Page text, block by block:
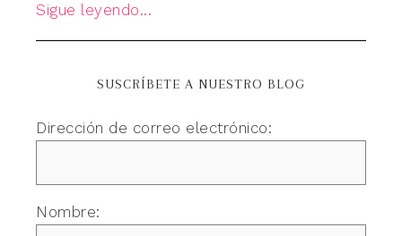
Sigue leyendo...
SUSCRÍBETE A NUESTRO BLOG
Dirección de correo electrónico:
Nombre: